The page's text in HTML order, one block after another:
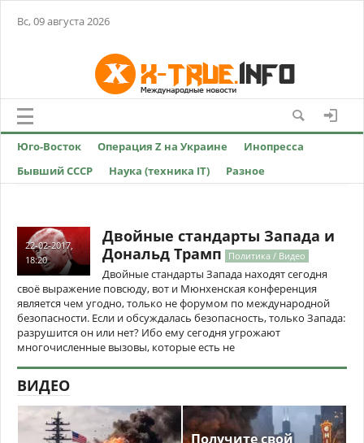
Вс, 09 августа 2026
Юго-Восток Операция Z на Украине
Инопресса
Бывший СССР
Наука (техника IT) Разное
22-02-2017,
18:20
Двойные стандарты Запада и
Дональд Трамп
Политика / Видео
Двойные стандарты Запада находят сегодня
своё выражение повсюду, вот и Мюнхенская конференция
является чем угодно, только не форумом по международной
безопасности. Если и обсуждалась безопасность, только Запада:
разрушится он или нет? Ибо ему сегодня угрожают
многочисленные вызовы, которые есть не
ВИДЕО
Получите свой